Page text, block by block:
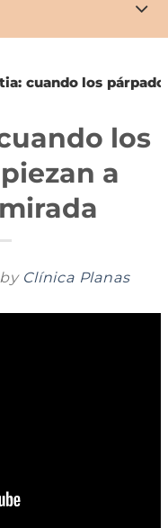
cuando los
los
a
by Clínica Planas